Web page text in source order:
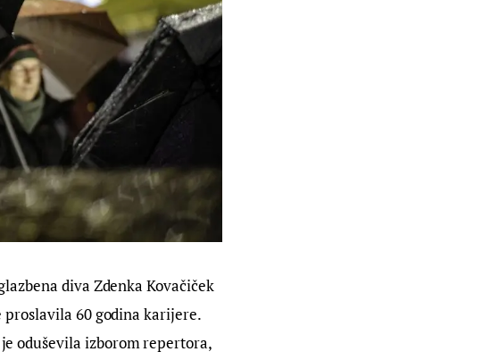
diva Zdenka Kovačiček
60 godina karijere.
oduševila izborom repertora,